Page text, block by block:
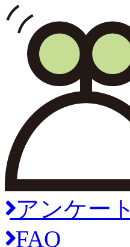
アンケート
FAQ